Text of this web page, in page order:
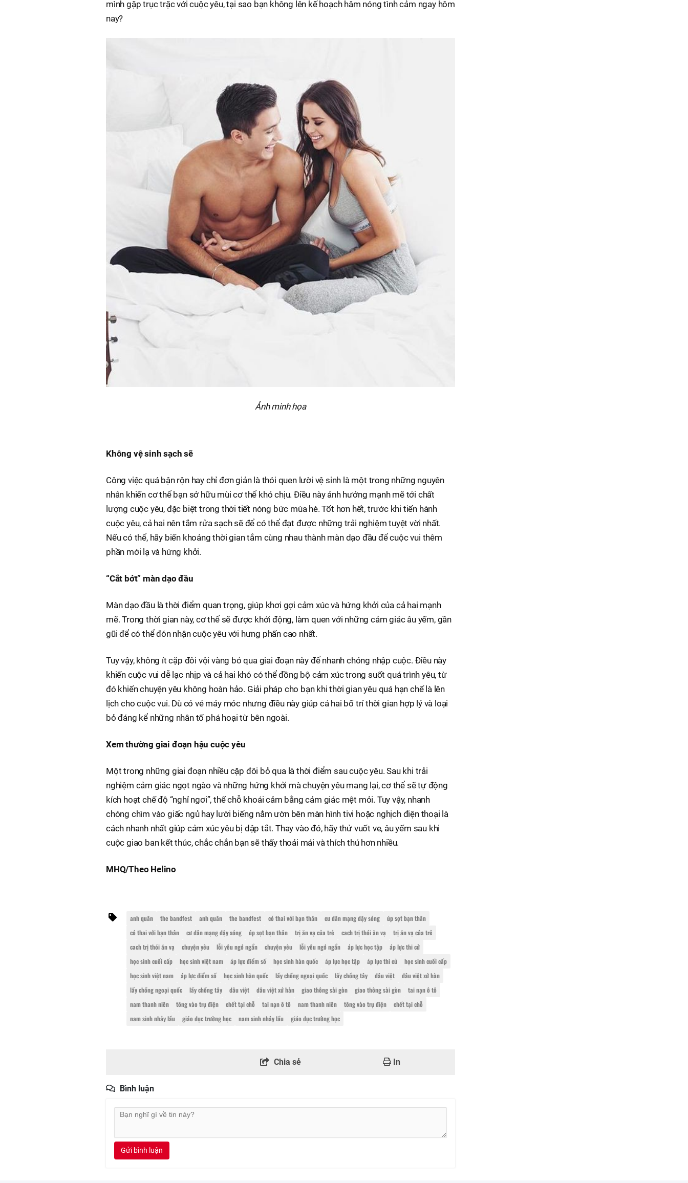
mình gặp trục trặc với cuộc yêu, tại sao bạn không lên kế hoạch hâm nóng tình cảm ngay hôm
nay?
Ảnh minh họa
Không vệ sinh sạch sẽ
Công việc quá bận rộn hay chỉ đơn giản là thói quen lười vệ sinh là một trong những nguyên
nhân khiến cơ thể bạn sở hữu mùi cơ thể khó chịu. Điều này ảnh hưởng mạnh mẽ tới chất
lượng cuộc yêu, đặc biệt trong thời tiết nóng bức mùa hè. Tốt hơn hết, trước khi tiến hành
cuộc yêu, cả hai nên tắm rửa sạch sẽ để có thể đạt được những trải nghiệm tuyệt vời nhất.
Nếu có thể, hãy biến khoảng thời gian tắm cùng nhau thành màn dạo đầu để cuộc vui thêm
phần mới lạ và hứng khởi.
“Cắt bớt” màn dạo đầu
Màn dạo đầu là thời điểm quan trọng, giúp khơi gợi cảm xúc và hứng khởi của cả hai mạnh
mẽ. Trong thời gian này, cơ thể sẽ được khởi động, làm quen với những cảm giác âu yếm, gần
gũi để có thể đón nhận cuộc yêu với hưng phấn cao nhất.
Tuy vậy, không ít cặp đôi vội vàng bỏ qua giai đoạn này để nhanh chóng nhập cuộc. Điều này
khiến cuộc vui dễ lạc nhịp và cả hai khó có thể đồng bộ cảm xúc trong suốt quá trình yêu, từ
đó khiến chuyện yêu không hoàn hảo. Giải pháp cho bạn khi thời gian yêu quá hạn chế là lên
lịch cho cuộc vui. Dù có vẻ máy móc nhưng điều này giúp cả hai bố trí thời gian hợp lý và loại
bỏ đáng kể những nhân tố phá hoại từ bên ngoài.
Xem thường giai đoạn hậu cuộc yêu
Một trong những giai đoạn nhiều cặp đôi bỏ qua là thời điểm sau cuộc yêu. Sau khi trải
nghiệm cảm giác ngọt ngào và những hứng khởi mà chuyện yêu mang lại, cơ thể sẽ tự động
kích hoạt chế độ “nghỉ ngơi”, thế chỗ khoái cảm bằng cảm giác mệt mỏi. Tuy vậy, nhanh
chóng chìm vào giấc ngủ hay lười biếng nằm ườn bên màn hình tivi hoặc nghịch điện thoại là
cách nhanh nhất giúp cảm xúc yêu bị dập tắt. Thay vào đó, hãy thử vuốt ve, âu yếm sau khi
cuộc giao ban kết thúc, chắc chắn bạn sẽ thấy thoải mái và thích thú hơn nhiều.
MHQ/Theo Helino
anh quân the bandfest anh quân the bandfest có thai với bạn thân cư dân mạng dậy sóng
úp sọt bạn thân
có thai với bạn thân
cư dân mạng dậy sóng úp sọt bạn thân trị ăn vạ của trẻ cach trị thói ăn vạ
trị ăn vạ của trẻ
cach trị thói ăn vạ
chuyện yêu lỗi yêu ngớ ngẩn chuyện yêu lỗi yêu ngớ ngẩn áp lực học tập
áp lực thi cử
học sinh cuối cấp
học sinh việt nam áp lực điểm số học sinh hàn quốc áp lực học tập áp lực thi cử
học sinh cuối cấp
học sinh việt nam
áp lực điểm số học sinh hàn quốc lấy chồng ngoại quốc lấy chồng tây dâu việt
dâu việt xứ hàn
lấy chồng ngoại quốc
lấy chồng tây dâu việt dâu việt xứ hàn giao thông sài gòn giao thông sài gòn
tai nạn ô tô
nam thanh niên
tông vào trụ điện chết tại chỗ tai nạn ô tô nam thanh niên tông vào trụ điện
chết tại chỗ
nam sinh nhảy lầu
giáo dục trường học nam sinh nhảy lầu giáo dục trường học
Chia sẻ In
Bình luận
Gửi bình luận